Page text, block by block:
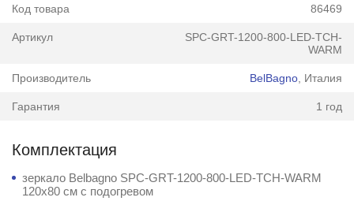
Код товара 86469
Артикул
SPC-GRT-1200-800-LED-TCH-
WARM
Производитель BelBagno , Италия
Гарантия 1 год
Комплектация
зеркало Belbagno SPC-GRT-1200-800-LED-TCH-WARM
120x80 см с подогревом